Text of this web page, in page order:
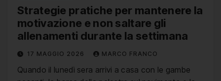
Strategie pratiche per mantenere la
motivazione e non saltare gli
allenamenti durante la settimana
17 MAGGIO 2026 MARCO FRANCO
Quando il lunedì sera arrivi a casa con le gambe